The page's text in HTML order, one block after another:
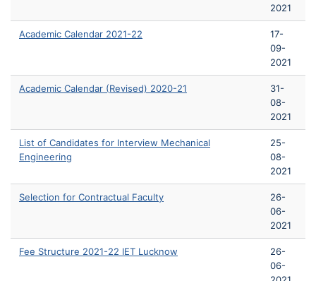
2021
Academic Calendar 2021-22
17-
09-
2021
Academic Calendar (Revised) 2020-21
31-
08-
2021
List of Candidates for Interview Mechanical
Engineering
25-
08-
2021
Selection for Contractual Faculty
26-
06-
2021
Fee Structure 2021-22 IET Lucknow
26-
06-